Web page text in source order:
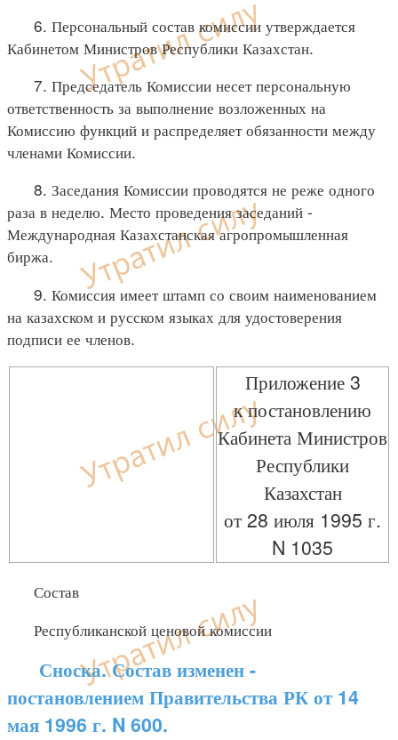
6. Персональный состав комиссии утверждается
Кабинетом Министров Республики Казахстан.
7. Председатель Комиссии несет персональную
ответственность за выполнение возложенных на
Комиссию функций и распределяет обязанности между
членами Комиссии.
8. Заседания Комиссии проводятся не реже одного
раза в неделю. Место проведения заседаний -
Международная Казахстанская агропромышленная
биржа.
9. Комиссия имеет штамп со своим наименованием
на казахском и русском языках для удостоверения
подписи ее членов.
Приложение 3
к постановлению
Кабинета Министров
Республики
Казахстан
от 28 июля 1995 г.
N 1035
Состав
Республиканской ценовой комиссии
Сноска. Состав изменен -
постановлением Правительства РК от 14
мая 1996 г. N 600.